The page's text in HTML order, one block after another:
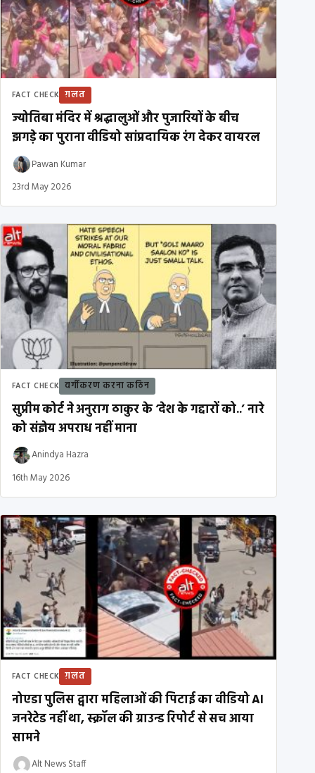
FACT CHECK ग़लत
ज्योतिबा मंदिर में श्रद्धालुओं और पुजारियों के बीच
झगड़े का पुराना वीडियो सांप्रदायिक रंग देकर वायरल
Pawan Kumar
23rd May 2026
FACT CHECK वर्गीकरण करना कठिन
सुप्रीम कोर्ट ने अनुराग ठाकुर के ‘देश के गद्दारों को..’ नारे
को संज्ञेय अपराध नहीं माना
Anindya Hazra
16th May 2026
FACT CHECK ग़लत
नोएडा पुलिस द्वारा महिलाओं की पिटाई का वीडियो AI
जनरेटेड नहीं था, स्क्रॉल की ग्राउन्ड रिपोर्ट से सच आया
सामने
Alt News Staff